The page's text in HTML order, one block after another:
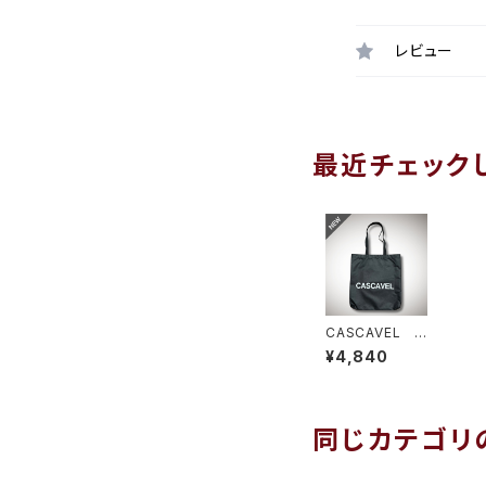
レビュー
最近チェック
CASCAVEL U
TILITY SHOU
LDER TOTE ブ
¥4,840
同じカテゴリ